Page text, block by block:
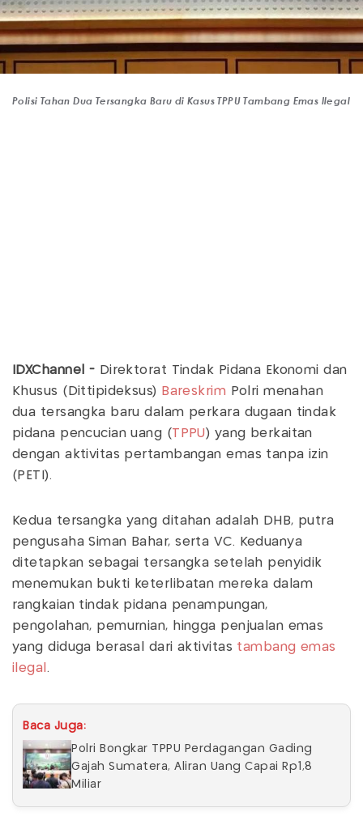
Polisi Tahan Dua Tersangka Baru di Kasus TPPU Tambang Emas Ilegal
IDXChannel - Direktorat Tindak Pidana Ekonomi dan
Khusus (Dittipideksus) Bareskrim Polri menahan
dua tersangka baru dalam perkara dugaan tindak
pidana pencucian uang (TPPU ) yang berkaitan
dengan aktivitas pertambangan emas tanpa izin
(PETI).
Kedua tersangka yang ditahan adalah DHB, putra
pengusaha Siman Bahar, serta VC. Keduanya
ditetapkan sebagai tersangka setelah penyidik
menemukan bukti keterlibatan mereka dalam
rangkaian tindak pidana penampungan,
pengolahan, pemurnian, hingga penjualan emas
yang diduga berasal dari aktivitas tambang emas
ilegal .
Baca Juga:
Polri Bongkar TPPU Perdagangan Gading
Gajah Sumatera, Aliran Uang Capai Rp1,8
Miliar